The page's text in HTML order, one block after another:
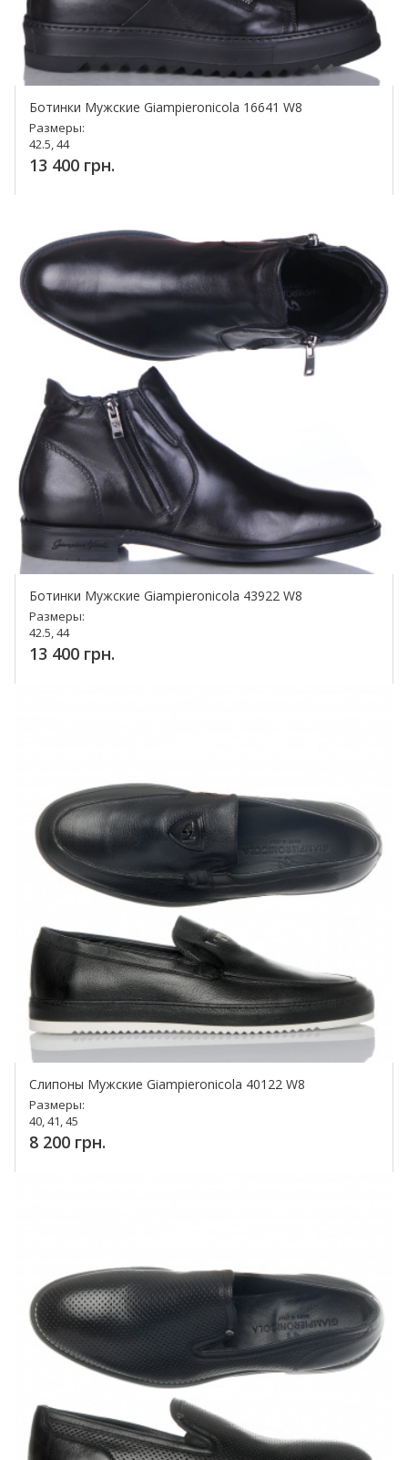
Ботинки Мужские Giampieronicola 16641 W8
Размеры:
42.5, 44
13 400 грн.
Ботинки Мужские Giampieronicola 43922 W8
Размеры:
42.5, 44
13 400 грн.
Слипоны Мужские Giampieronicola 40122 W8
Размеры:
40, 41, 45
8 200 грн.